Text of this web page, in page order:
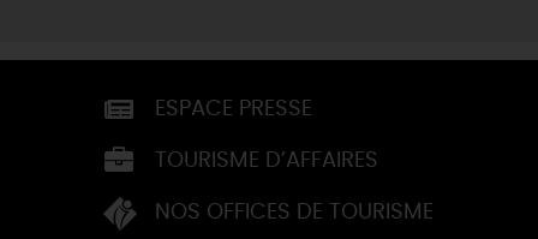
ESPACE PRESSE
TOURISME D’AFFAIRES
NOS OFFICES DE TOURISME